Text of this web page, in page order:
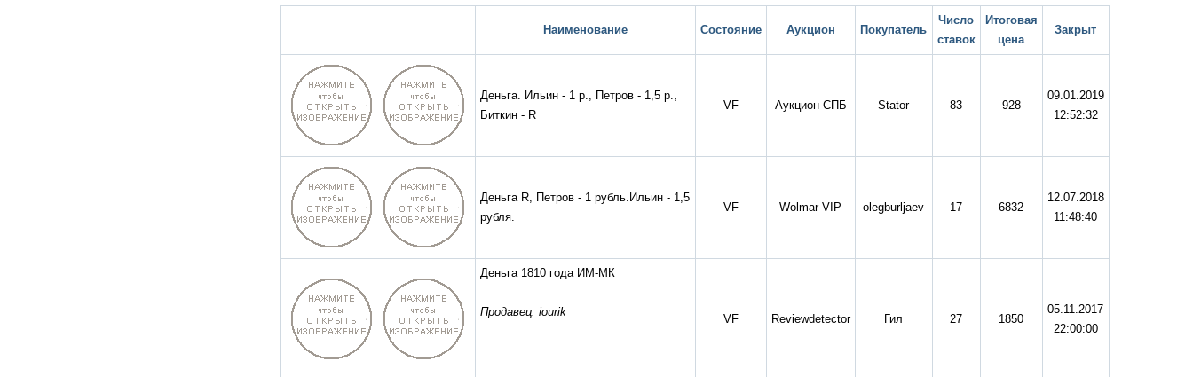
Наименование Состояние Аукцион Покупатель
Число
ставок
Итоговая
цена
Закрыт
Деньга. Ильин - 1 р., Петров - 1,5 р.,
Биткин - R
VF Аукцион СПБ Stator 83 928
09.01.2019
12:52:32
Деньга R, Петров - 1 рубль.Ильин - 1,5
рубля.
VF Wolmar VIP olegburljaev 17 6832
12.07.2018
11:48:40
Деньга 1810 года ИМ-МК
Продавец: iourik
VF Reviewdetector Гил 27 1850
05.11.2017
22:00:00